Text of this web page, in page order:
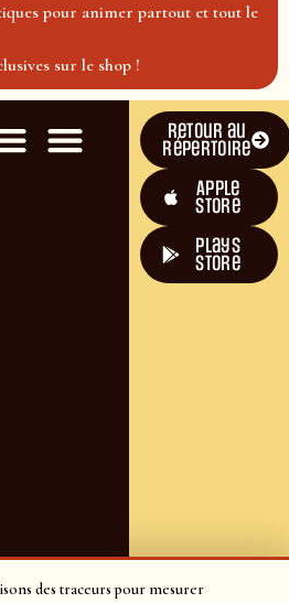
des traceurs pour mesurer
pour animer partout et tout le
sur le shop !
Retour au
répertoire
Apple
Store
plays
store